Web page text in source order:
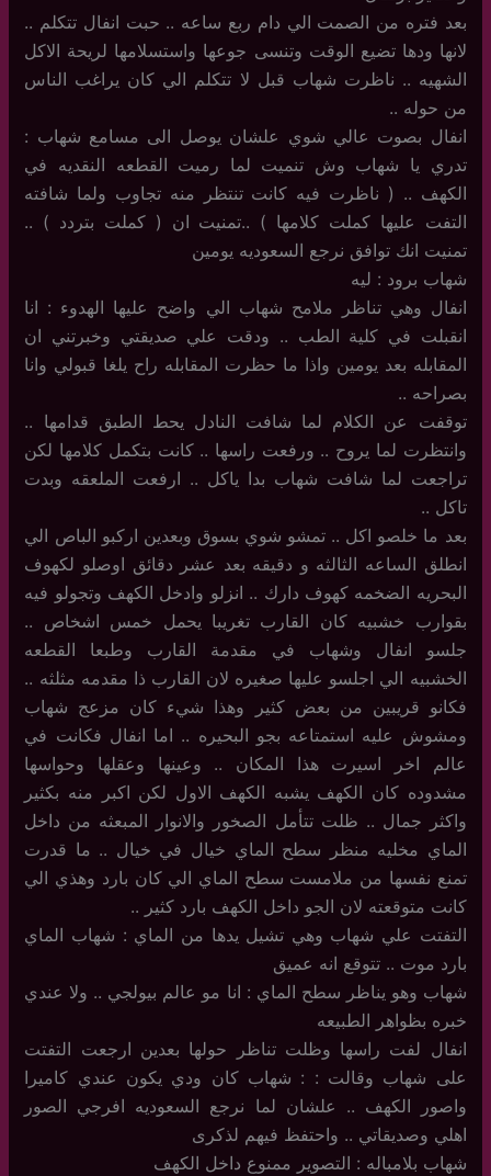
بعد فتره من الصمت الي دام ربع ساعه .. حبت انفال تتكلم ..
لانها ودها تضيع الوقت وتنسى جوعها واستسلامها لريحة الاكل
الشهيه .. ناظرت شهاب قبل لا تتكلم الي كان يراغب الناس
من حوله ..
انفال بصوت عالي شوي علشان يوصل الى مسامع شهاب :
تدري يا شهاب وش تنميت لما رميت القطعه النقديه في
الكهف .. ( ناظرت فيه كانت تنتظر منه تجاوب ولما شافته
التفت عليها كملت كلامها ) ..تمنيت ان ( كملت بتردد ) ..
تمنيت انك توافق نرجع السعوديه يومين
شهاب برود : ليه
انفال وهي تناظر ملامح شهاب الي واضح عليها الهدوء : انا
انقبلت في كلية الطب .. ودقت علي صديقتي وخبرتني ان
المقابله بعد يومين واذا ما حظرت المقابله راح يلغا قبولي وانا
بصراحه ..
توقفت عن الكلام لما شافت النادل يحط الطبق قدامها ..
وانتظرت لما يروح .. ورفعت راسها .. كانت بتكمل كلامها لكن
تراجعت لما شافت شهاب بدا ياكل .. ارفعت الملعقه وبدت
تاكل ..
بعد ما خلصو اكل .. تمشو شوي بسوق وبعدين اركبو الباص الي
انطلق الساعه الثالثه و دقيقه بعد عشر دقائق اوصلو لكهوف
البحريه الضخمه كهوف دارك .. انزلو وادخل الكهف وتجولو فيه
بقوارب خشبيه كان القارب تغريبا يحمل خمس اشخاص ..
جلسو انفال وشهاب في مقدمة القارب وطبعا القطعه
الخشبيه الي اجلسو عليها صغيره لان القارب ذا مقدمه مثلثه ..
فكانو قريبين من بعض كثير وهذا شيء كان مزعج شهاب
ومشوش عليه استمتاعه بجو البحيره .. اما انفال فكانت في
عالم اخر اسيرت هذا المكان .. وعينها وعقلها وحواسها
مشدوده كان الكهف يشبه الكهف الاول لكن اكبر منه بكثير
واكثر جمال .. ظلت تتأمل الصخور والانوار المبعثه من داخل
الماي مخليه منظر سطح الماي خيال في خيال .. ما قدرت
تمنع نفسها من ملامست سطح الماي الي كان بارد وهذي الي
كانت متوقعته لان الجو داخل الكهف بارد كثير ..
التفتت علي شهاب وهي تشيل يدها من الماي : شهاب الماي
بارد موت .. تتوقع انه عميق
شهاب وهو يناظر سطح الماي : انا مو عالم بيولجي .. ولا عندي
خبره بظواهر الطبيعه
انفال لفت راسها وظلت تناظر حولها بعدين ارجعت التفتت
على شهاب وقالت : : شهاب كان ودي يكون عندي كاميرا
واصور الكهف .. علشان لما نرجع السعوديه افرجي الصور
اهلي وصديقاتي .. واحتفظ فيهم لذكرى
شهاب بلامباله : التصوير ممنوع داخل الكهف